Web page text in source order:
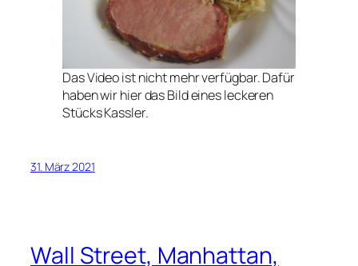
Das Video ist nicht mehr verfügbar. Dafür
haben wir hier das Bild eines leckeren
Stücks Kassler.
31. März 2021
Wall Street, Manhattan,